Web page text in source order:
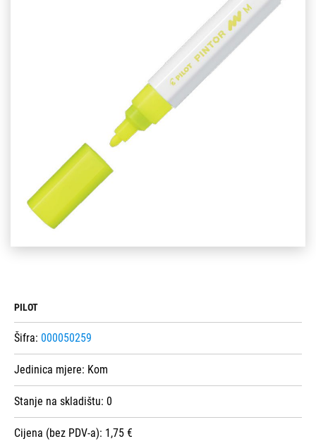
PILOT
Šifra: 000050259
Jedinica mjere: Kom
Stanje na skladištu: 0
Cijena (bez PDV-a): 1,75 €